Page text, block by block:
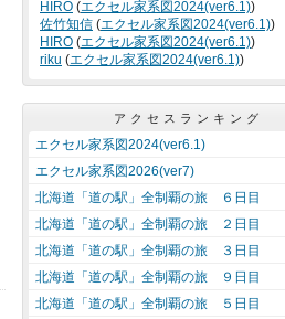
HIRO (エクセル家系図2024(ver6.1))
佐竹知信 (エクセル家系図2024(ver6.1))
HIRO (エクセル家系図2024(ver6.1))
riku (エクセル家系図2024(ver6.1))
アクセスランキング
エクセル家系図2024(ver6.1)
エクセル家系図2026(ver7)
北海道「道の駅」全制覇の旅 ６日目
北海道「道の駅」全制覇の旅 ２日目
北海道「道の駅」全制覇の旅 ３日目
北海道「道の駅」全制覇の旅 ９日目
北海道「道の駅」全制覇の旅 ５日目